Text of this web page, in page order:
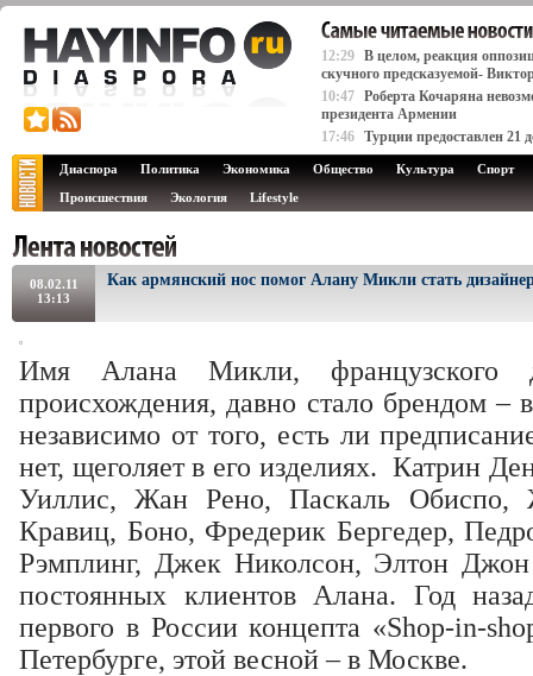
12:29 В целом, реакция
скучного предсказуемой-
10:47 Роберта Кочаряна
президента Армении
17:46 Турции предоставлен 21
Диаспора Политика Экономика Общество Культура
Спорт
Происшествия
Экология Lifestyle
08.02.11
13:13
Как армянский нос помог Алану Микли стать
Имя Алана Микли, французского
происхождения, давно стало брендом –
независимо от того, есть ли
нет, щеголяет в его изделиях. Катрин
Уиллис, Жан Рено, Паскаль Обиспо,
Кравиц, Боно, Фредерик Бергедер,
Рэмплинг, Джек Николсон, Элтон
постоянных клиентов Алана. Год
первого в России концепта «Shop-in-
Петербурге, этой весной – в Москве.